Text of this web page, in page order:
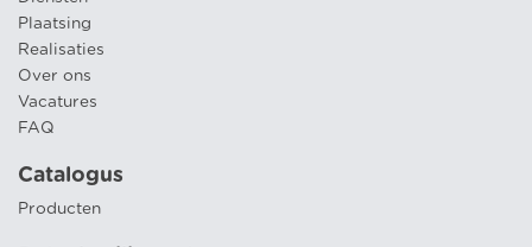
Plaatsing
Realisaties
Over ons
Vacatures
FAQ
Catalogus
Producten